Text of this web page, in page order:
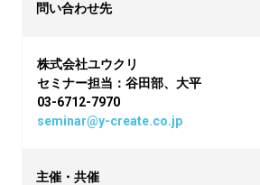
問い合わせ先
株式会社ユウクリ
セミナー担当：谷田部、大平
03-6712-7970
seminar@y-create.co.jp
主催・共催